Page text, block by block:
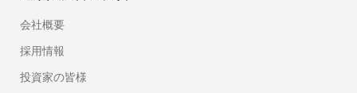
会社概要
採用情報
投資家の皆様